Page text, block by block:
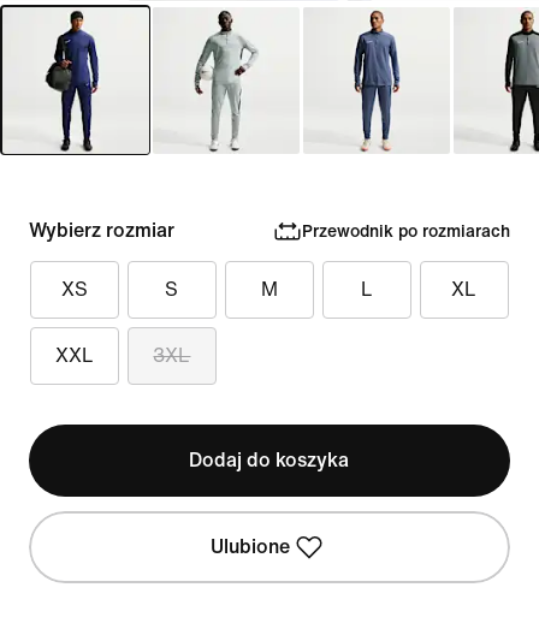
Wybierz rozmiar Przewodnik po rozmiarach
XS S M L XL
XXL 3XL
Dodaj do koszyka
Ulubione